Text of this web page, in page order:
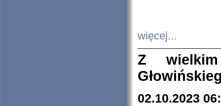
więcej...
Z
02.10.2023